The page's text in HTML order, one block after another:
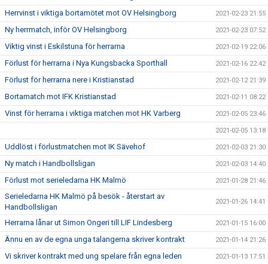
Herrvinst i viktiga bortamötet mot OV Helsingborg 2021-02-23 21:55
Ny herrmatch, inför OV Helsingborg 2021-02-23 07:52
Viktig vinst i Eskilstuna för herrarna 2021-02-19 22:06
Förlust för herrarna i Nya Kungsbacka Sporthall 2021-02-16 22:42
Förlust för herrarna nere i Kristianstad 2021-02-12 21:39
Bortamatch mot IFK Kristianstad 2021-02-11 08:22
Vinst för herrarna i viktiga matchen mot HK Varberg 2021-02-05 23:46
2021-02-05 13:18
Uddlöst i förlustmatchen mot IK Sävehof 2021-02-03 21:30
Ny match i Handbollsligan 2021-02-03 14:40
Förlust mot serieledarna HK Malmö 2021-01-28 21:46
Serieledarna HK Malmö på besök - återstart av
Handbollsligan
2021-01-26 14:41
Herrarna lånar ut Simon Ongeri till LIF Lindesberg 2021-01-15 16:00
Ännu en av de egna unga talangerna skriver kontrakt 2021-01-14 21:26
Vi skriver kontrakt med ung spelare från egna leden 2021-01-13 17:51